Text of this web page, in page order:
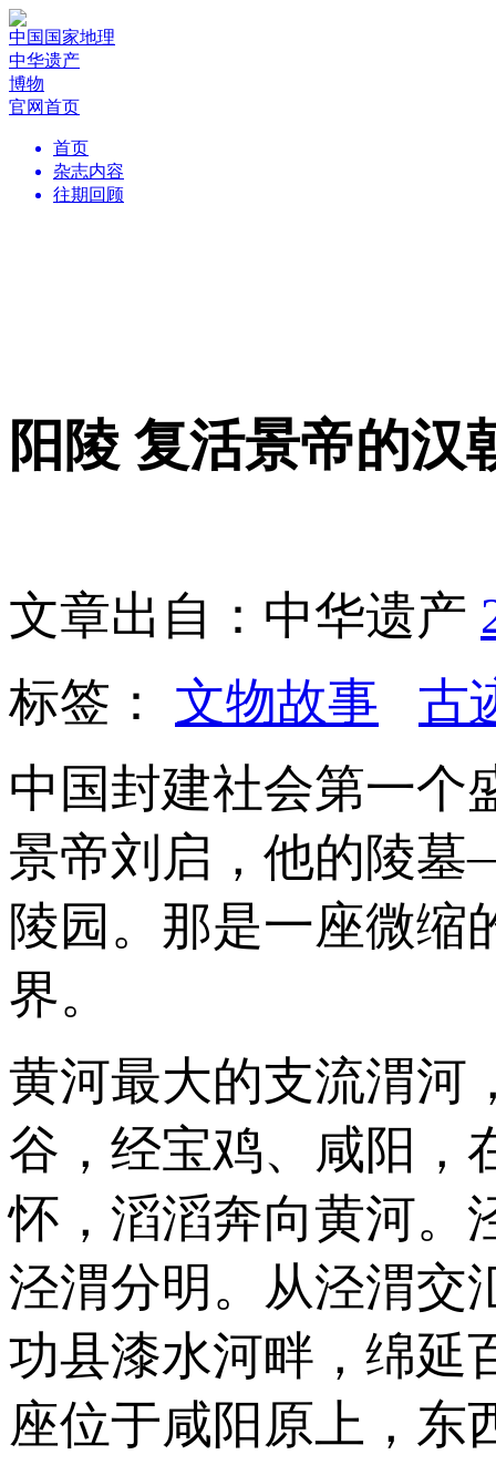
中国国家地理
中华遗产
博物
官网首页
首页
杂志内容
往期回顾
阳陵 复活景帝的汉
文章出自：中华遗产
标签： 文物故事
古
中国封建社会第一
景帝刘启，他的陵
陵园。那是一座微缩
界。
黄河最大的支流渭河
谷，经宝鸡、咸阳，
怀，滔滔奔向黄河。
泾渭分明。从泾渭交
功县漆水河畔，绵延
座位于咸阳原上，东